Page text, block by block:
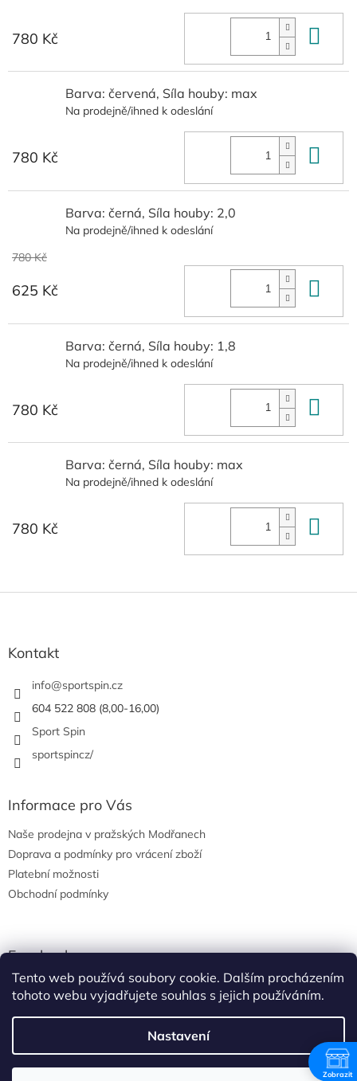
Tento web používá soubory cookie. Dalším procházením
tohoto webu vyjadřujete souhlas s jejich používáním.
Nastavení
780 Kč
Barva: červená, Síla houby: max
Na prodejně/ihned k odeslání
780 Kč
Barva: černá, Síla houby: 2,0
Na prodejně/ihned k odeslání
780 Kč
625 Kč
Barva: černá, Síla houby: 1,8
Na prodejně/ihned k odeslání
780 Kč
Barva: černá, Síla houby: max
Na prodejně/ihned k odeslání
780 Kč
Z
Kontakt
info@sportspin.cz
604 522 808 (8,00-16,00)
Sport Spin
sportspincz/
Informace pro Vás
Naše prodejna v pražských Modřanech
Doprava a podmínky pro vrácení zboží
Platební možnosti
Obchodní podmínky
Facebook
Vytvořil Shoptet
Zobrazit